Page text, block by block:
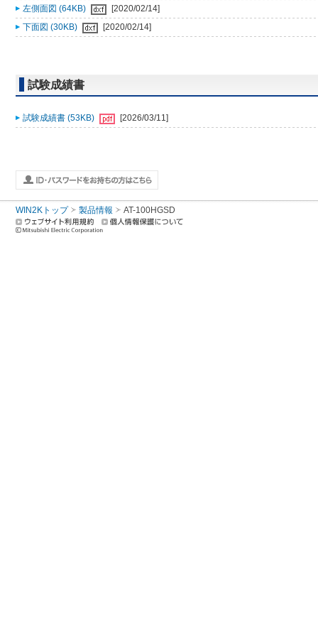
左側面図 (64KB)
[2020/02/14]
下面図 (30KB)
[2020/02/14]
試験成績書
試験成績書 (53KB) [2026/03/11]
WIN2Kトップ 製品情報 AT-100HGSD